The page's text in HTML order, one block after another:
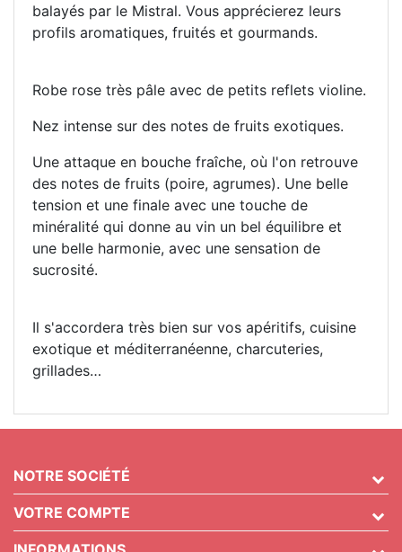
balayés par le Mistral. Vous apprécierez leurs
profils aromatiques, fruités et gourmands.
Robe rose très pâle avec de petits reflets violine.
Nez intense sur des notes de fruits exotiques.
Une attaque en bouche fraîche, où l'on retrouve
des notes de fruits (poire, agrumes). Une belle
tension et une finale avec une touche de
minéralité qui donne au vin un bel équilibre et
une belle harmonie, avec une sensation de
sucrosité.
Il s'accordera très bien sur vos apéritifs, cuisine
exotique et méditerranéenne, charcuteries,
grillades…
NOTRE SOCIÉTÉ
VOTRE COMPTE